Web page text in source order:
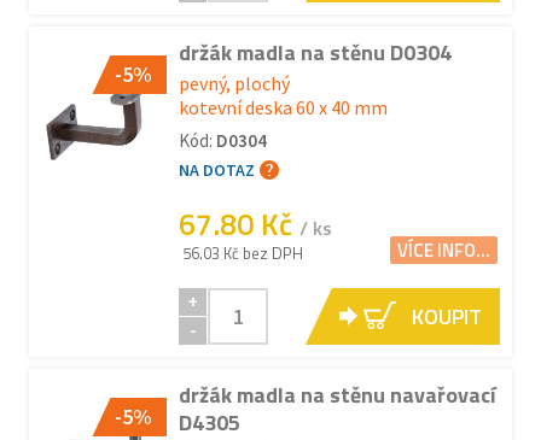
-5%
držák madla na stěnu D0304
pevný, plochý
kotevní deska 60 x 40 mm
Kód: D0304
NA DOTAZ
67.80 Kč / ks
56.03 Kč bez DPH VÍCE INFO...
+
-
KOUPIT
-5%
držák madla na stěnu navařovací
D4305